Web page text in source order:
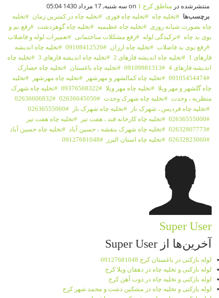
منتشرشده در مناطق کرج 1
on سه شنبه, 17 مرداد 1430 05:04
برچسب‌ها
تخلیه چاه تخلیه چاه فوری تخلیه چاه در کمترین زمان
تخلیه
چاه بصورت شبانه روزی
تخلیه چاه عظیمیه تخلیه چاه گوهردشت
رفع نم و
بوی بد چاه
ترکیدگی لوله رفع مشکلات ساختمانی
تعمیرات لوله و فاضلاب
رفع بوی بد فاضلاب
تخلیه چاه ارزان 09108412526
تخلیه چاه اندیشه
فازهای 1
تخلیه چاه اندیشه فازهای 2 تخلیه چاه اندیشه فازهای 3
تخلیه چاه
اندیشه فازهای 4
09109981313 تخلیه چاه باغستان
تخلیه چاه حصارک
09105454474
تخلیه چاه کمالشهر و مهرشهر تخلیه چاه مهرشهر
تخلیه
چاه گلشهر و مهر ویلا
تخلیه چاه مهر ویلا 09376568322
تخلیه چاه شهرک
منظریه ، وحدت
تخلیه چاه شهرک وحدت 02636645050
02636606832
تخلیه چاه فردیس ، شهرک ناز
تخلیه چاه شهرک ناز
02636555060
02636555000
تخلیه چاه کارخانه قند ، هفت تیر
تخلیه چاه هفت تیر
02632807773
تخلیه چاه شهرک بنفشه ، حسین آباد
تخلیه چاه حسین آباد
02632823060
تخلیه چاه استان البرز 09127681048
Super User
آخرین‌ها از Super User
لوله بازکنی در باغستان کرج 09127681048
لوله بازکنی و تخلیه چاه در دهقان ویلا کرج
لوله بازکنی و تخلیه چاه در ذوب آهن کرج
لوله بازکنی و تخلیه چاه در مشکین دشت و محمد شهر کرج